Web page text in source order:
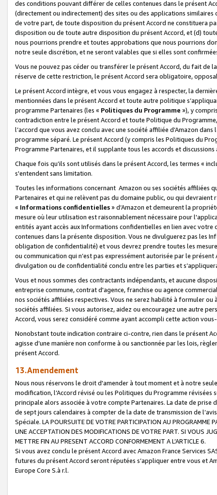
des conditions pouvant différer de celles contenues dans le présent
(directement ou indirectement) des sites ou des applications
de votre part, de toute disposition du présent Accord ne constituera
disposition ou de toute autre disposition du présent Accord, et (d)
nous pourrions prendre et toutes approbations que nous pourrions
notre seule discrétion, et ne seront valables que si elles sont
Vous ne pouvez pas céder ou transférer le présent Accord, du fait de
réserve de cette restriction, le présent Accord sera obligatoire,
Le présent Accord intègre, et vous vous engagez à respecter, la
mentionnées dans le présent Accord et toute autre politique
programme Partenaires (les « Politiques du Programme »), y
contradiction entre le présent Accord et toute Politique du
l’accord que vous avez conclu avec une société affiliée d’Amazon
programme séparé. Le présent Accord (y compris les Politiques du
Programme Partenaires, et il supplante tous les accords et discussions
Chaque fois qu’ils sont utilisés dans le présent Accord, les termes «
s'entendent sans limitation.
Toutes les informations concernant Amazon ou ses sociétés affiliées
Partenaires et qui ne relèvent pas du domaine public, ou qui
« Informations confidentielles» d’Amazon et demeurent la
mesure où leur utilisation est raisonnablement nécessaire pour
entités ayant accès aux Informations confidentielles en lien avec
contenues dans la présente disposition. Vous ne divulguerez pas les
obligation de confidentialité) et vous devrez prendre toutes les
ou communication qui n’est pas expressément autorisée par le
divulgation ou de confidentialité conclu entre les parties et
Vous et nous sommes des contractants indépendants, et aucune
entreprise commune, contrat d'agence, franchise ou agence
nos sociétés affiliées respectives. Vous ne serez habilité à formuler
sociétés affiliées. Si vous autorisez, aidez ou encouragez une autre
Accord, vous serez considéré comme ayant accompli cette action
Nonobstant toute indication contraire ci-contre, rien dans le présent
agisse d’une manière non conforme à ou sanctionnée par les lois,
présent Accord.
13.Amendement
Nous nous réservons le droit d'amender à tout moment et à notre
modification, l’Accord révisé ou les Politiques du Programme
principale alors associée à votre compte Partenaires. La date de
de sept jours calendaires à compter de la date de transmission de
Spéciale. LA POURSUITE DE VOTRE PARTICIPATION AU PROGRAMME
UNE ACCEPTATION DES MODIFICATIONS DE VOTRE PART. SI VOUS
METTRE FIN AU PRESENT ACCORD CONFORMEMENT A L’ARTICLE 6.
Si vous avez conclu le présent Accord avec Amazon France Services
futures du présent Accord seront réputées s’appliquer entre vous et
Europe Core S.à r.l.